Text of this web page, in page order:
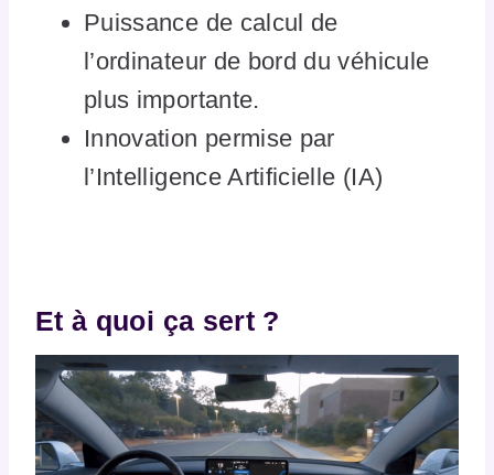
Puissance de calcul de
l’ordinateur de bord du véhicule
plus importante.
Innovation permise par
l’Intelligence Artificielle (IA)
Et à quoi ça sert ?